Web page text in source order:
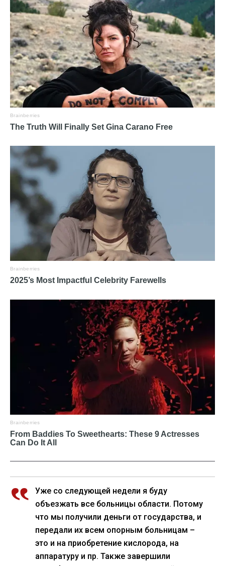
Уже со следующей недели я буду
объезжать все больницы области. Потому
что мы получили деньги от государства, и
передали их всем опорным больницам –
это и на приобретение кислорода, на
аппаратуру и пр. Также завершили